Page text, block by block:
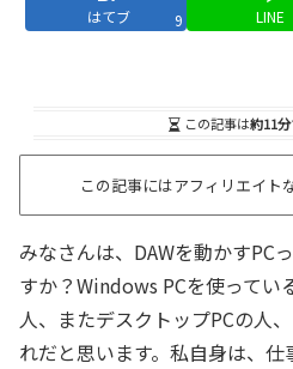
はてブ 9 LINE
この記事は約11分
この記事にはアフィリエイト
みなさんは、DAWを動かすPC
すか？Windows PCを使ってい
人、またデスクトップPCの人
れだと思います。私自身は、